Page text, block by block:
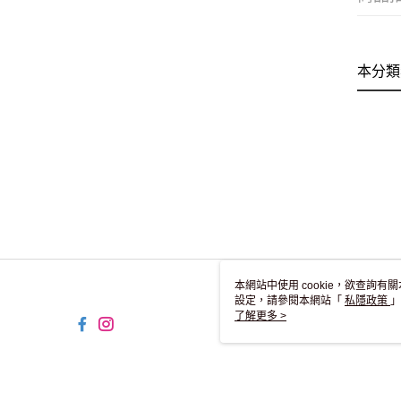
本分
本網站中使用 cookie，欲查詢有
設定，請參閱本網站「 私隱政策
用 cookie。
了解更多 >